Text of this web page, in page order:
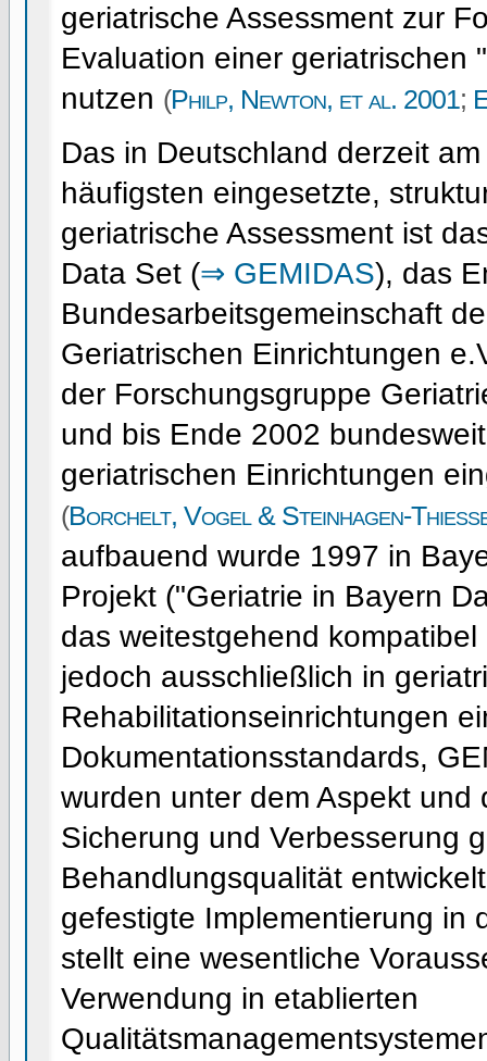
geriatrische Assessment zur
Evaluation einer geriatrischen
nutzen (Philp, Newton, et al. 2001;
Das in Deutschland derzeit am
häufigsten eingesetzte,
geriatrische Assessment ist
Data Set (⇒ GEMIDAS), das
Bundesarbeitsgemeinschaft
Geriatrischen Einrichtungen
der Forschungsgruppe
und bis Ende 2002
geriatrischen Einrichtungen
(Borchelt, Vogel & Steinhagen-
aufbauend wurde 1997 in
Projekt ("Geriatrie in Bayern
das weitestgehend
jedoch ausschließlich in
Rehabilitationseinrichtungen
Dokumentationsstandards,
wurden unter dem Aspekt und
Sicherung und Verbesserung
Behandlungsqualität
gefestigte Implementierung in
stellt eine wesentliche
Verwendung in etablierten